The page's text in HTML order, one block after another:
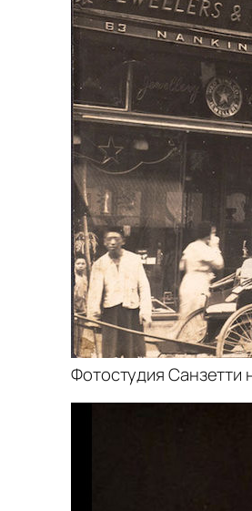
Фотостудия Санзетти